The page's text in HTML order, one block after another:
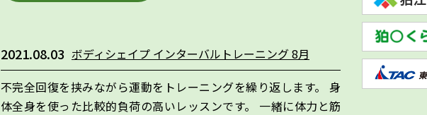
2021.08.03 ボディシェイプ インターバルトレーニング 8月
不完全回復を挟みながら運動をトレーニングを繰り返します。 身
体全身を使った比較的負荷の高いレッスンです。 一緒に体力と筋